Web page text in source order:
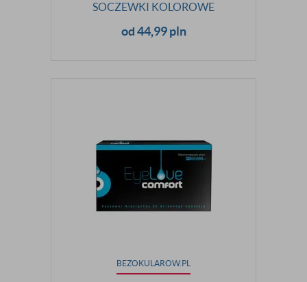
SOCZEWKI KOLOROWE
od 44,99 pln
BEZOKULAROW.PL